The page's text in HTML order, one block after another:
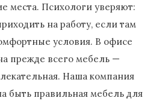
места. Психологи уверяют:
на работу, если там
условия. В офисе
прежде всего мебель —
Наша компания
быть правильная мебель для